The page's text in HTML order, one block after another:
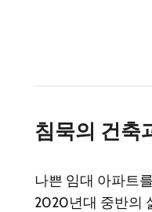
침묵의 건축
나쁜 임대 아파트
2020년대 중반의